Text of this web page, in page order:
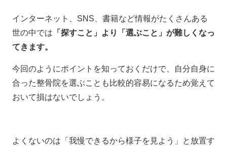
インターネット、SNS、書籍など情報がたくさんある
世の中では 「探すこと」より「選ぶこと」が難しくなっ
てきます。
今回のようにポイントを知っておくだけで、自分自身に
合った整骨院を選ぶことも比較的容易になるため覚えて
おいて損はないでしょう。
よくないのは「我慢できるから様子を見よう」と放置す